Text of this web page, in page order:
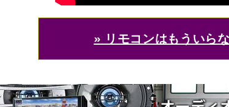
» リモコンはもういら